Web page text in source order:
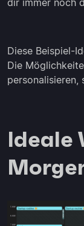
dir immer noch
Diese Beispiel-
Die
personalisieren,
Ideale